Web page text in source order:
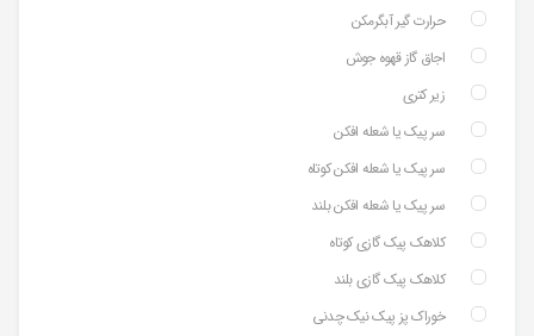
حرارت گیر آبگرمکن
اجاق گاز قهوه جوش
زیر کتری
سر پیک یا شعله افکن
سر پیک یا شعله افکن کوتاه
سر پیک یا شعله افکن بلند
کلاهک پیک گازی کوتاه
کلاهک پیک گازی بلند
خوراک پز پیک نیک چدنی